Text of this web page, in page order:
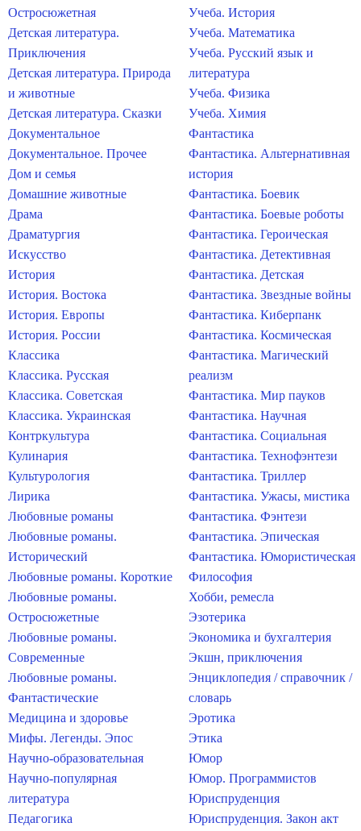
Остросюжетная
Детская литература.
Приключения
Детская литература. Природа
и животные
Детская литература. Сказки
Документальное
Документальное. Прочее
Дом и семья
Домашние животные
Драма
Драматургия
Искусство
История
История. Востока
История. Европы
История. России
Классика
Классика. Русская
Классика. Советская
Классика. Украинская
Контркультура
Кулинария
Культурология
Лирика
Любовные романы
Любовные романы.
Исторический
Любовные романы. Короткие
Любовные романы.
Остросюжетные
Любовные романы.
Современные
Любовные романы.
Фантастические
Медицина и здоровье
Мифы. Легенды. Эпос
Научно-образовательная
Научно-популярная
литература
Педагогика
Учеба. История
Учеба. Математика
Учеба. Русский язык и
литература
Учеба. Физика
Учеба. Химия
Фантастика
Фантастика. Альтернативная
история
Фантастика. Боевик
Фантастика. Боевые роботы
Фантастика. Героическая
Фантастика. Детективная
Фантастика. Детская
Фантастика. Звездные войны
Фантастика. Киберпанк
Фантастика. Космическая
Фантастика. Магический
реализм
Фантастика. Мир пауков
Фантастика. Научная
Фантастика. Социальная
Фантастика. Технофэнтези
Фантастика. Триллер
Фантастика. Ужасы, мистика
Фантастика. Фэнтези
Фантастика. Эпическая
Фантастика. Юмористическая
Философия
Хобби, ремесла
Эзотерика
Экономика и бухгалтерия
Экшн, приключения
Энциклопедия / справочник /
словарь
Эротика
Этика
Юмор
Юмор. Программистов
Юриспруденция
Юриспруденция. Закон акт